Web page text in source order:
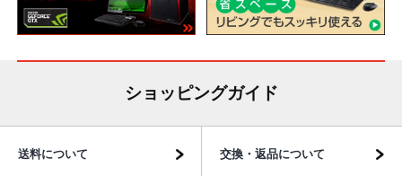
ショッピングガイド
送料について 交換・返品について